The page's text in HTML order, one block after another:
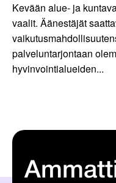
Kevään alue- ja
vaalit. Äänestäjät
palveluntarjontaan
hyvinvointialueiden...